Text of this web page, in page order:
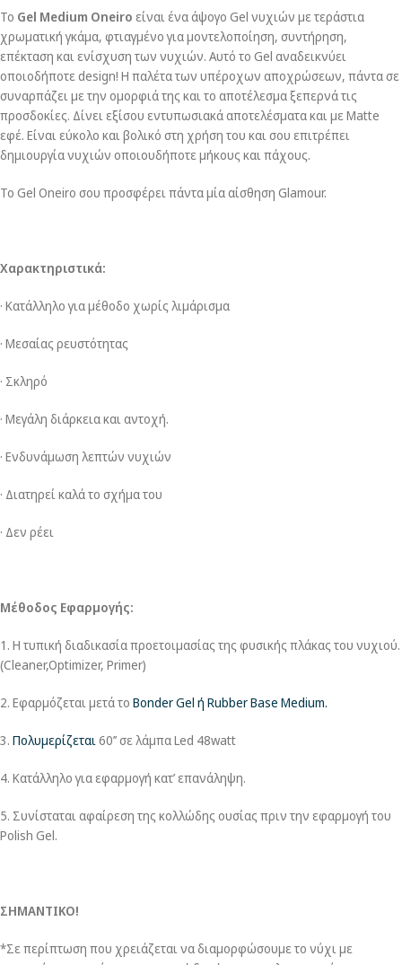
Το Gel Medium Oneiro είναι ένα άψογο Gel νυχιών με τεράστια
χρωματική γκάμα, φτιαγμένο για μοντελοποίηση, συντήρηση,
επέκταση και ενίσχυση των νυχιών. Αυτό το Gel αναδεικνύει
οποιοδήποτε design! Η παλέτα των υπέροχων αποχρώσεων, πάντα σε
συναρπάζει με την ομορφιά της και το αποτέλεσμα ξεπερνά τις
προσδοκίες. Δίνει εξίσου εντυπωσιακά αποτελέσματα και με Matte
εφέ. Είναι εύκολο και βολικό στη χρήση του και σου επιτρέπει
δημιουργία νυχιών οποιουδήποτε μήκους και πάχους.
Το Gel Oneiro σου προσφέρει πάντα μία αίσθηση Glamour.
Χαρακτηριστικά:
· Κατάλληλο για μέθοδο χωρίς λιμάρισμα
· Μεσαίας ρευστότητας
· Σκληρό
· Μεγάλη διάρκεια και αντοχή.
· Ενδυνάμωση λεπτών νυχιών
· Διατηρεί καλά το σχήμα του
· Δεν ρέει
Μέθοδος Εφαρμογής:
1. Η τυπική διαδικασία προετοιμασίας της φυσικής πλάκας του νυχιού.
(Cleaner,Optimizer, Primer)
2. Εφαρμόζεται μετά το Bonder Gel ή Rubber Base Medium.
3. Πολυμερίζεται60’’ σε λάμπα Led 48watt
4. Κατάλληλο για εφαρμογή κατ’ επανάληψη.
5. Συνίσταται αφαίρεση της κολλώδης ουσίας πριν την εφαρμογή του
Polish Gel.
ΣΗΜΑΝΤΙΚΟ!
*Σε περίπτωση που χρειάζεται να διαμορφώσουμε το νύχι με